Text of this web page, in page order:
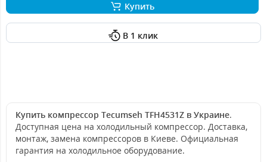
Купить
В 1 клик
Купить компрессор Tecumseh TFH4531Z в Украине.
Доступная цена на холодильный компрессор. Доставка,
монтаж, замена компрессоров в Киеве. Официальная
гарантия на холодильное оборудование.